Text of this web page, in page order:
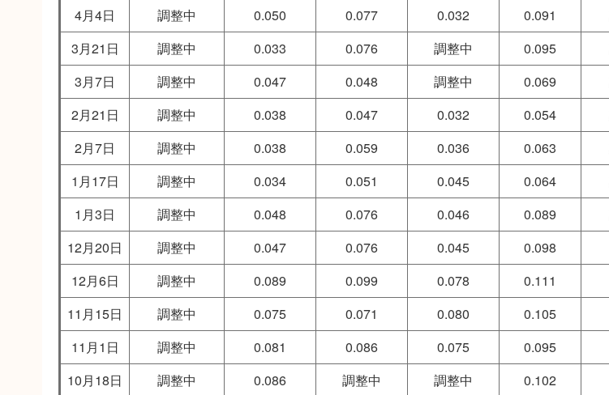
4月4日
調整中 0.050 0.077 0.032 0.091
3月21日
調整中 0.033 0.076 調整中 0.095
3月7日
調整中 0.047 0.048 調整中 0.069
2月21日
調整中 0.038 0.047 0.032 0.054
2月7日
調整中 0.038 0.059 0.036 0.063
1月17日
調整中 0.034 0.051 0.045 0.064
1月3日
調整中 0.048 0.076 0.046 0.089
12月20日
調整中 0.047 0.076 0.045 0.098
12月6日
調整中 0.089 0.099 0.078 0.111
11月15日
調整中 0.075 0.071 0.080 0.105
11月1日
調整中 0.081 0.086 0.075 0.095
10月18日
調整中 0.086 調整中 調整中 0.102